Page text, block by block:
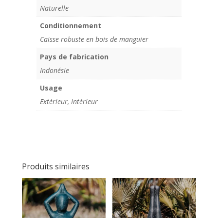
Naturelle
Conditionnement
Caisse robuste en bois de manguier
Pays de fabrication
Indonésie
Usage
Extérieur, Intérieur
Produits similaires